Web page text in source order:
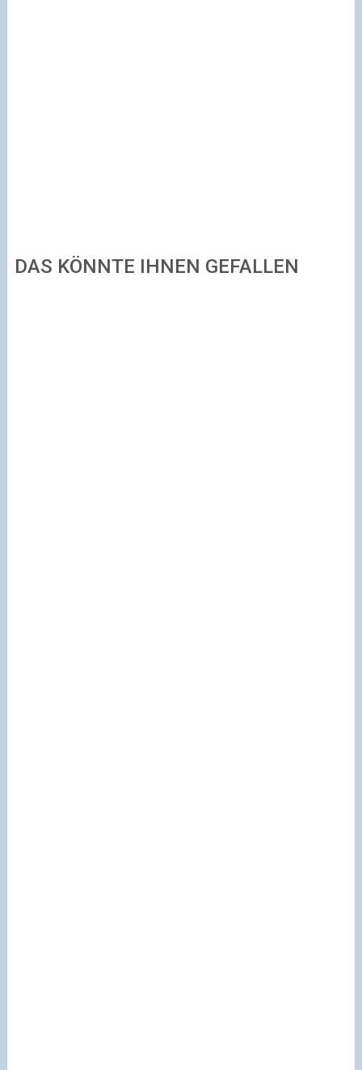
DAS KÖNNTE IHNEN GEFALLEN